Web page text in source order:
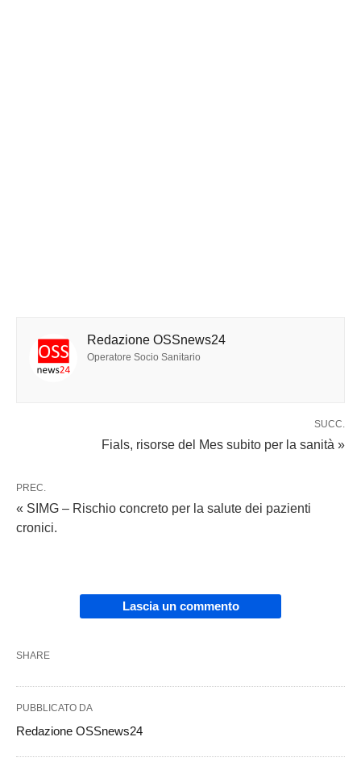
Redazione OSSnews24
Operatore Socio Sanitario
SUCC.
Fials, risorse del Mes subito per la sanità »
PREC.
« SIMG – Rischio concreto per la salute dei pazienti
cronici.
Lascia un commento
SHARE
PUBBLICATO DA
Redazione OSSnews24